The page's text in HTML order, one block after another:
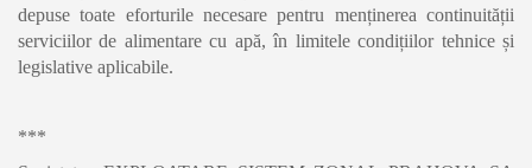
depuse toate eforturile necesare pentru menținerea continuității
serviciilor de alimentare cu apă, în limitele condițiilor tehnice și
legislative aplicabile.
***